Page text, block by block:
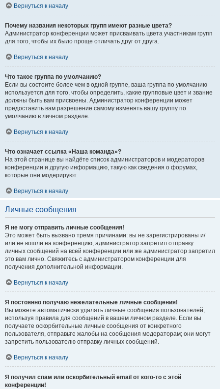
Вернуться к началу
Почему названия некоторых групп имеют разные цвета?
Администратор конференции может присваивать цвета участникам групп
для того, чтобы их было проще отличать друг от друга.
Вернуться к началу
Что такое группа по умолчанию?
Если вы состоите более чем в одной группе, ваша группа по умолчанию
используется для того, чтобы определить, какие групповые цвет и звание
должны быть вам присвоены. Администратор конференции может
предоставить вам разрешение самому изменять вашу группу по
умолчанию в личном разделе.
Вернуться к началу
Что означает ссылка «Наша команда»?
На этой странице вы найдёте список администраторов и модераторов
конференции и другую информацию, такую как сведения о форумах,
которые они модерируют.
Вернуться к началу
Личные сообщения
Я не могу отправить личные сообщения!
Это может быть вызвано тремя причинами: вы не зарегистрированы и/
или не вошли на конференцию, администратор запретил отправку
личных сообщений на всей конференции или же администратор запретил
это вам лично. Свяжитесь с администратором конференции для
получения дополнительной информации.
Вернуться к началу
Я постоянно получаю нежелательные личные сообщения!
Вы можете автоматически удалять личные сообщения пользователей,
используя правила для сообщений в вашем личном разделе. Если вы
получаете оскорбительные личные сообщения от конкретного
пользователя, отправьте жалобы на сообщения модераторам; они могут
запретить пользователю отправку личных сообщений.
Вернуться к началу
Я получил спам или оскорбительный email от кого-то с этой
конференции!